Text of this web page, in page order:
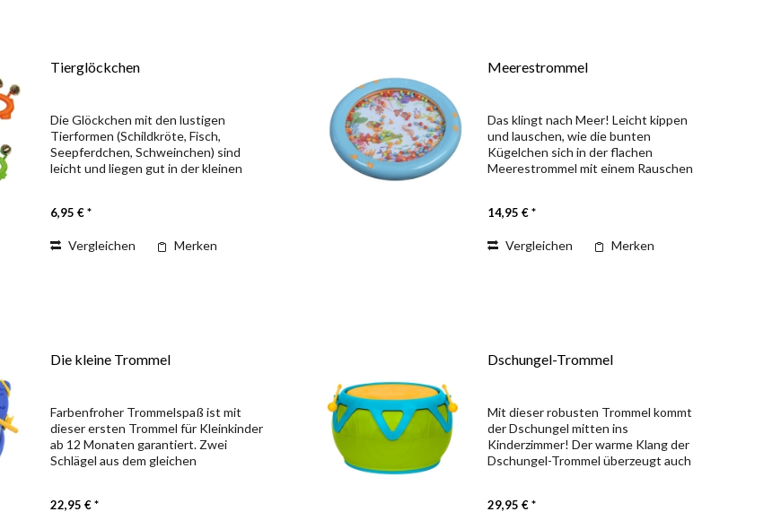
Tierglöckchen
Die Glöckchen mit den lustigen
Tierformen (Schildkröte, Fisch,
Seepferdchen, Schweinchen) sind
leicht und liegen gut in der kleinen
Kids Unsere Produktlinie Music...
6,95 € *
Vergleichen Merken
Meerestrommel
Das klingt nach Meer! Leicht kippen
und lauschen, wie die bunten
Kügelchen sich in der flachen
Meerestrommel mit einem Rauschen
Auch als Rassel lässt sich die...
14,95 € *
Vergleichen Merken
Die kleine Trommel
Farbenfroher Trommelspaß ist mit
dieser ersten Trommel für Kleinkinder
ab 12 Monaten garantiert. Zwei
Schlägel aus dem gleichen
zum kräftigen Trommelschlagen ein....
22,95 € *
Dschungel-Trommel
Mit dieser robusten Trommel kommt
der Dschungel mitten ins
Kinderzimmer! Der warme Klang der
Dschungel-Trommel überzeugt auch
nicht nur die Lautstärke in
29,95 € *